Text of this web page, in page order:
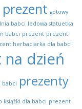
gotowy
babci ledowa statuetka
babci prezent prezent
herbaciarka dla babci
dzień
babci prezenty
książki dla babci prezent